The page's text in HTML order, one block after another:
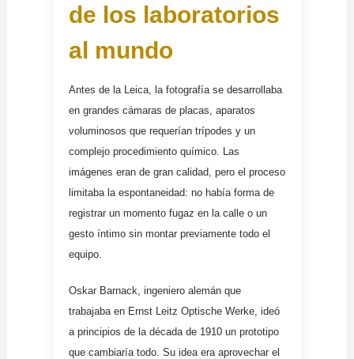
de los laboratorios
al mundo
Antes de la Leica, la fotografía se desarrollaba
en grandes cámaras de placas, aparatos
voluminosos que requerían trípodes y un
complejo procedimiento químico. Las
imágenes eran de gran calidad, pero el proceso
limitaba la espontaneidad: no había forma de
registrar un momento fugaz en la calle o un
gesto íntimo sin montar previamente todo el
equipo.
Oskar Barnack, ingeniero alemán que
trabajaba en Ernst Leitz Optische Werke, ideó
a principios de la década de 1910 un prototipo
que cambiaría todo. Su idea era aprovechar el